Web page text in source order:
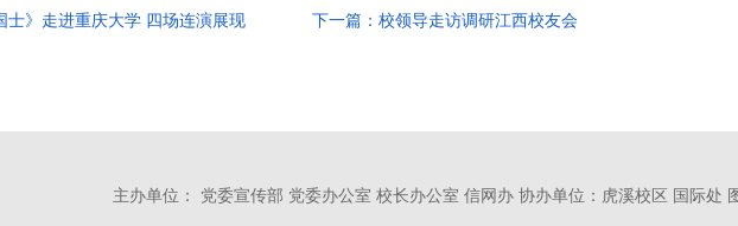
士》走进重庆大学 四场连演展现
下一篇：校领导走访调研江西校友会
主办单位： 党委宣传部 党委办公室 校长办公室 信网办 协办单位：虎溪校区 国际处